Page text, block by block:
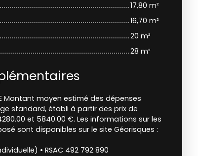
17,80 m²
16,70 m²
20 m²
28 m²
Montant moyen estimé des dépenses
standard, établi à partir des prix de
et 5840.00 €. Les informations sur les
sont disponibles sur le site Géorisques :
• RSAC 492 792 890